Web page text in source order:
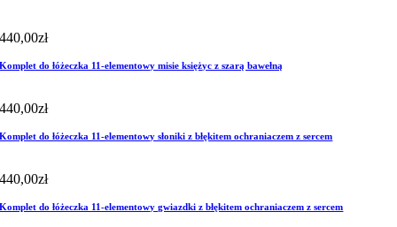
440,00zł
Komplet do łóżeczka 11-elementowy misie księżyc z szarą bawełną
440,00zł
Komplet do łóżeczka 11-elementowy słoniki z błękitem ochraniaczem z sercem
440,00zł
Komplet do łóżeczka 11-elementowy gwiazdki z błękitem ochraniaczem z sercem